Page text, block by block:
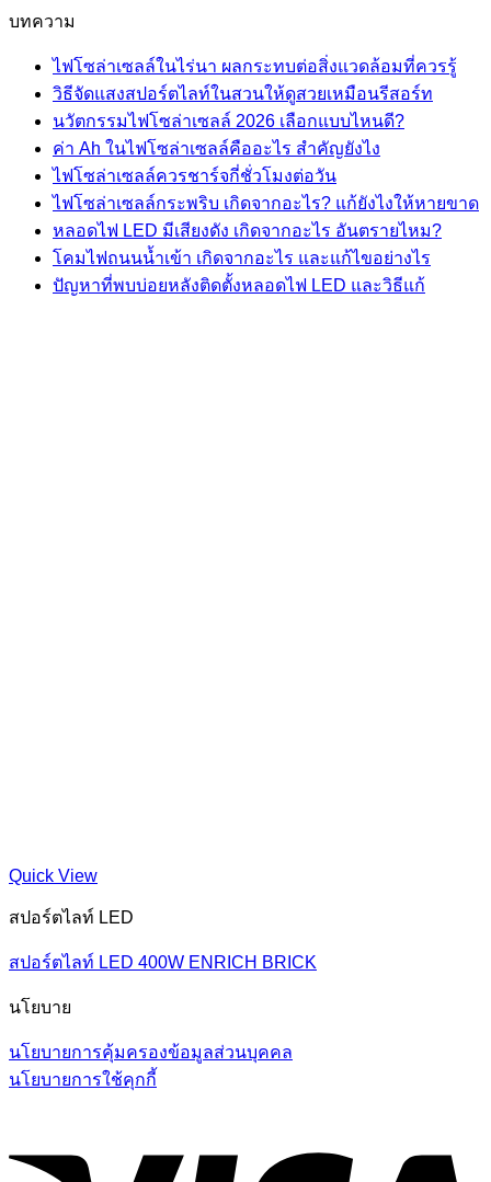
บทความ
ไฟโซล่าเซลล์ในไร่นา ผลกระทบต่อสิ่งแวดล้อมที่ควรรู้
วิธีจัดแสงสปอร์ตไลท์ในสวนให้ดูสวยเหมือนรีสอร์ท
นวัตกรรมไฟโซล่าเซลล์ 2026 เลือกแบบไหนดี?
ค่า Ah ในไฟโซล่าเซลล์คืออะไร สำคัญยังไง
ไฟโซล่าเซลล์ควรชาร์จกี่ชั่วโมงต่อวัน
ไฟโซล่าเซลล์กระพริบ เกิดจากอะไร? แก้ยังไงให้หายขาด
หลอดไฟ LED มีเสียงดัง เกิดจากอะไร อันตรายไหม?
โคมไฟถนนน้ำเข้า เกิดจากอะไร และแก้ไขอย่างไร
ปัญหาที่พบบ่อยหลังติดตั้งหลอดไฟ LED และวิธีแก้
Quick View
สปอร์ตไลท์ LED
สปอร์ตไลท์ LED 400W ENRICH BRICK
นโยบาย
นโยบายการคุ้มครองข้อมูลส่วนบุคคล
นโยบายการใช้คุกกี้